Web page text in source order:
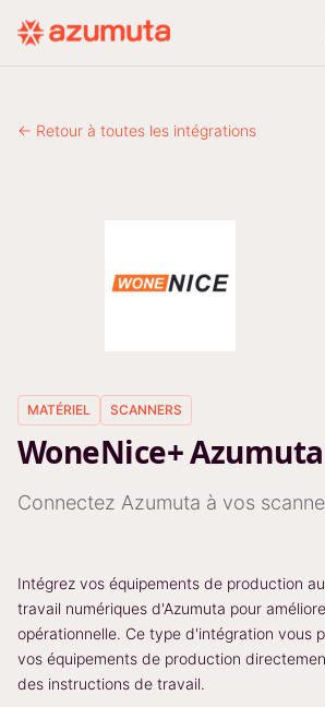
← Retour à toutes les intégrations
MATÉRIEL SCANNERS
WoneNice+ Azumuta
Connectez Azumuta à vos
Intégrez vos équipements de production
travail numériques d'Azumuta pour
opérationnelle. Ce type d'intégration vous
vos équipements de production
des instructions de travail.